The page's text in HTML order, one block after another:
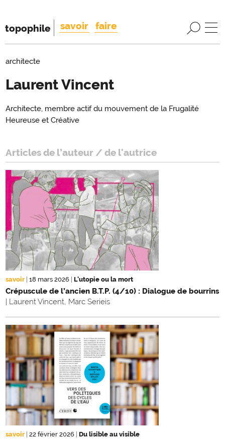
topophile savoir faire
architecte
Laurent Vincent
Introduction
Introduction
Architecte, membre actif du mouvement de la Frugalité
Heureuse et Créative
Articles de l’auteur / de l'autrice
savoir | 18 mars 2026 | L'utopie ou la mort
Crépuscule de l’ancien B.T.P. (4/10) : Dialogue de bourrins
| Laurent Vincent, Marc Serieis
savoir | 22 février 2026 | Du lisible au visible